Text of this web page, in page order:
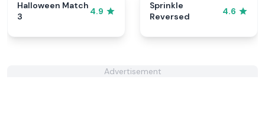
Halloween Match
3
4.9
Sprinkle
Reversed
4.6
Advertisement